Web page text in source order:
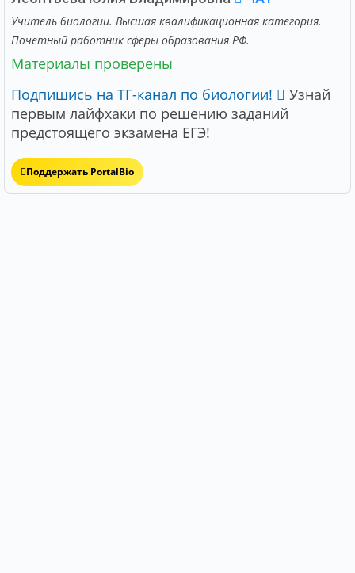
Учитель биологии. Высшая квалификационная категория.
Почетный работник сферы образования РФ.
Материалы проверены
Подпишись на ТГ-канал по биологии!
Узнай
первым лайфхаки по решению заданий
предстоящего экзамена ЕГЭ!
Поддержать PortalBio